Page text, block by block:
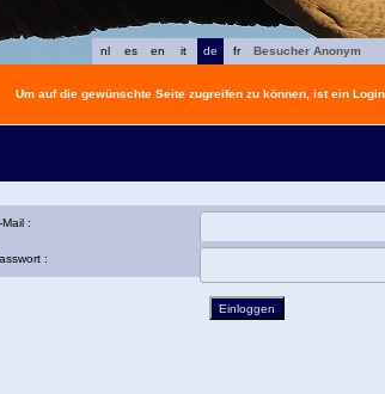
fr
de
it
en
es
nl
Besucher Anonym
Um auf die gewünschte Seite zugreifen zu können, ist ein
:
: